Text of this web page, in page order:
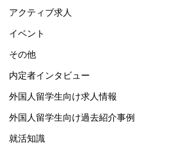
アクティブ求人
イベント
その他
内定者インタビュー
外国人留学生向け求人情報
外国人留学生向け過去紹介事例
就活知識